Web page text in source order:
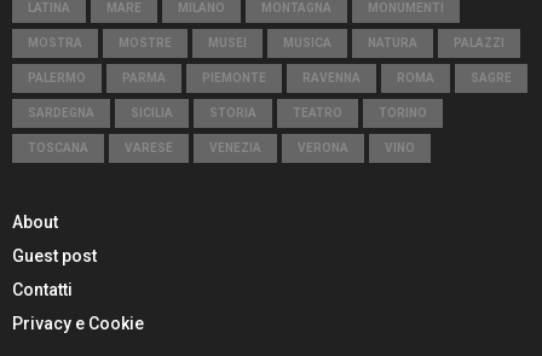
LATINA MARE MILANO MONTAGNA MONUMENTI
MOSTRA MOSTRE MUSEI MUSICA NATURA PALAZZI
PALERMO PARMA PIEMONTE RAVENNA ROMA SAGRE
SARDEGNA SICILIA STORIA TEATRO TORINO
TOSCANA VARESE VENEZIA VERONA VINO
About
Guest post
Contatti
Privacy e Cookie